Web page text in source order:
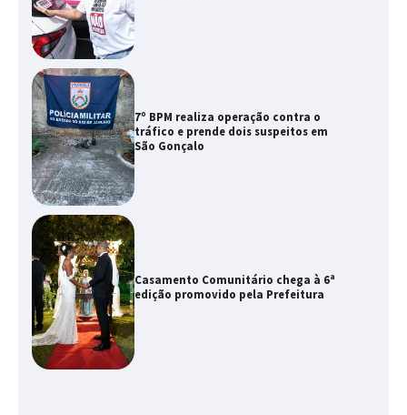
7º BPM realiza operação contra o
tráfico e prende dois suspeitos em
São Gonçalo
Casamento Comunitário chega à 6ª
edição promovido pela Prefeitura